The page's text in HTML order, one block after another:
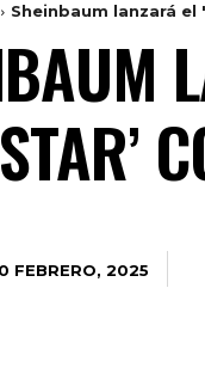
Sheinbaum lanzará
FEBRERO, 2025